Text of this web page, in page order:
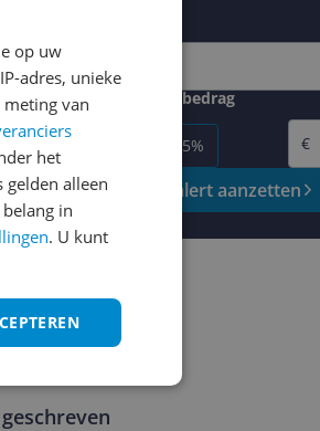
Gewenste daling of bedrag
-15%
€
Prijsalert aanzetten
op uw
adres, unieke
van
het
gelden alleen
in
. U kunt